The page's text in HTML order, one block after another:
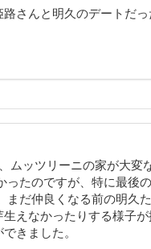
さんと明久のデートだ
ムッツリーニの家が大変
たのですが、特に最後
だ仲良くなる前の明久
えなかったりする様子が
きました。